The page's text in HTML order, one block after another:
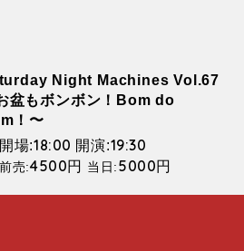
Night Machines Vol.67
盆もボンボン！Bom do
！〜
開場:18:00 開演:19:30
前売:4500円 当日:5000円